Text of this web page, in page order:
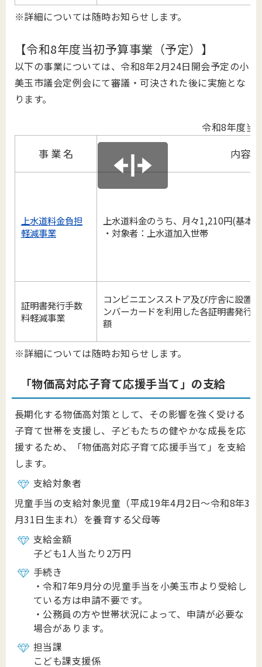
※詳細については随時お知らせします。
【令和8年度当初予算事業（予定）】
以下の事業については、令和8年2月24日開会予定の小
美玉市議会定例会にて審議・可決された後に実施とな
ります。
令和8年度当
事 業 名 内容
上水道料金負担
軽減事業
上水道料金のうち、月々1,210円(基本
・対象者：上水道加入世帯
証明書発行手数
料軽減事業
コンビニエンスストア及び庁舎に設置
ンバーカードを利用した各証明書発行
額
※詳細については随時お知らせします。
「物価高対応子育て応援手当て」の支給
長期化する物価高対策として、その影響を強く受ける
子育て世帯を支援し、子どもたちの健やかな成長を応
援するため、「物価高対応子育て応援手当て」を支給
します。
支給対象者
児童手当の支給対象児童（平成19年4月2日～令和8年3
月31日生まれ）を養育する父母等
支給金額
子ども1人当たり2万円
手続き
・令和7年9月分の児童手当を小美玉市より受給し
ている方は申請不要です。
・公務員の方や世帯状況によって、申請が必要な
場合があります。
担当課
こども課支援係